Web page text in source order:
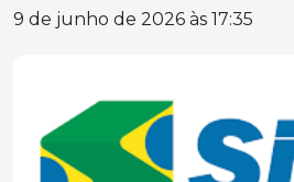
9 de junho de 2026 às 17:35